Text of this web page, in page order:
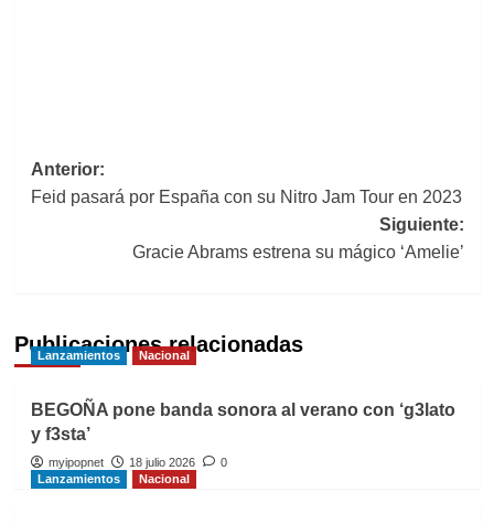
Navegación
de
entradas
Anterior:
Feid pasará por España con su Nitro Jam Tour en 2023
Siguiente:
Gracie Abrams estrena su mágico ‘Amelie’
Publicaciones relacionadas
Lanzamientos Nacional
BEGOÑA pone banda sonora al verano con ‘g3lato
y f3sta’
myipopnet 18 julio 2026
0
Lanzamientos
Nacional